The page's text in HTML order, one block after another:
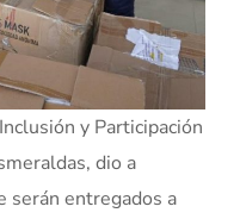
y Participación
dio a
serán entregados a